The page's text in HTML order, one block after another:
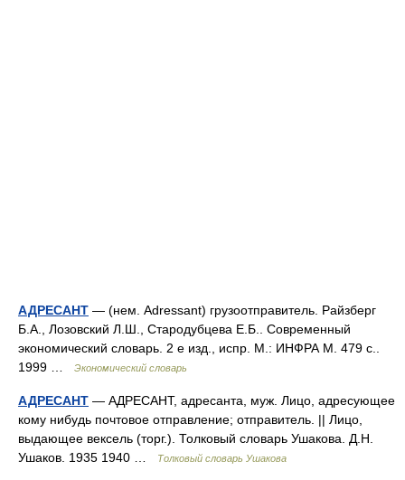
АДРЕСАНТ — (нем. Adressant) грузоотправитель. Райзберг
Б.А., Лозовский Л.Ш., Стародубцева Е.Б.. Современный
экономический словарь. 2 е изд., испр. М.: ИНФРА М. 479 с..
1999 …
Экономический словарь
АДРЕСАНТ — АДРЕСАНТ, адресанта, муж. Лицо, адресующее
кому нибудь почтовое отправление; отправитель. || Лицо,
выдающее вексель (торг.). Толковый словарь Ушакова. Д.Н.
Ушаков. 1935 1940 …
Толковый словарь Ушакова